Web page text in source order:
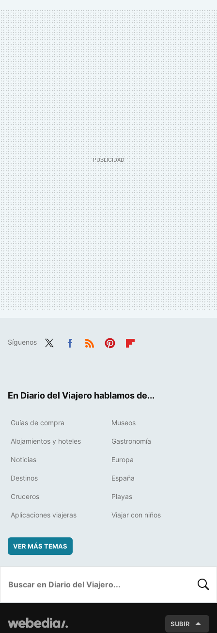
Síguenos
En Diario del Viajero hablamos de...
Guías de compra Museos
Alojamientos y hoteles Gastronomía
Noticias Europa
Destinos España
Cruceros Playas
Aplicaciones viajeras Viajar con niños
VER MÁS TEMAS
SUBIR